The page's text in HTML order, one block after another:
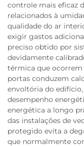
controle mais eficaz
relacionados à
qualidade do ar
exigir gastos
preciso obtido por
devidamente
térmica que ocorrem
portas conduzem
envoltória do
desempenho
energética a longo
das instalações de
protegido evita a
que normalmente